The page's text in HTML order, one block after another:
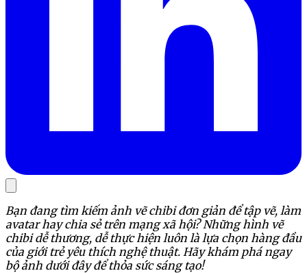
Bạn đang tìm kiếm ảnh vẽ chibi đơn giản để tập vẽ, làm
avatar hay chia sẻ trên mạng xã hội? Những hình vẽ
chibi dễ thương, dễ thực hiện luôn là lựa chọn hàng đầu
của giới trẻ yêu thích nghệ thuật. Hãy khám phá ngay
bộ ảnh dưới đây để thỏa sức sáng tạo!